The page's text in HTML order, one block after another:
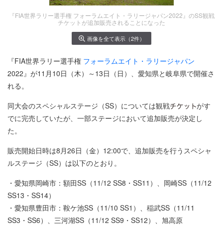
『FIA世界ラリー選手権 フォーラムエイト・ラリージャパン2022』のSS観戦
チケットが追加販売されることになった
画像を全て表示（2件）
『FIA世界ラリー選手権 フォーラムエイト・ラリージャパン
2022』が11月10日（木）～13日（日）、愛知県と岐阜県で開催さ
れる。
同大会のスペシャルステージ（SS）については観戦
がす
でに完売していたが、一部ステージにおいて追加販売が決定し
た。
販売開始日時は8月26日（金）12:00で、追加販売を行うスペシャ
ルステージ（SS）は以下のとおり。
・愛知県岡崎市：額田SS（11/12 SS8・SS11）、岡崎SS（11/12
SS13・SS14）
・愛知県豊田市：鞍ケ池SS（11/10 SS1）、稲武SS（11/11
SS3・SS6）、三河湖SS（11/12 SS9・SS12）、旭高原